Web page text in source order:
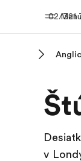
Menu
02/321
v